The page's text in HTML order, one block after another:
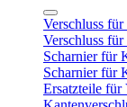
Verschluss
Verschluss
Scharnier für
Scharnier für
Ersatzteile für